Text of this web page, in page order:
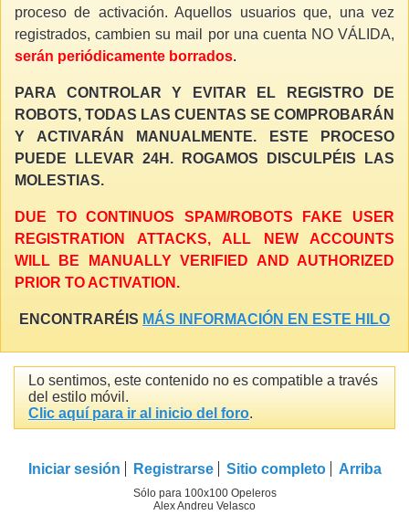
proceso de activación. Aquellos usuarios que, una vez
registrados, cambien su mail por una cuenta NO VÁLIDA,
serán periódicamente borrados.
PARA CONTROLAR Y EVITAR EL REGISTRO DE
ROBOTS, TODAS LAS CUENTAS SE COMPROBARÁN
Y ACTIVARÁN MANUALMENTE. ESTE PROCESO
PUEDE LLEVAR 24H. ROGAMOS DISCULPÉIS LAS
MOLESTIAS.
DUE TO CONTINUOS SPAM/ROBOTS FAKE USER
REGISTRATION ATTACKS, ALL NEW ACCOUNTS
WILL BE MANUALLY VERIFIED AND AUTHORIZED
PRIOR TO ACTIVATION.
ENCONTRARÉIS MÁS INFORMACIÓN EN ESTE HILO
Lo sentimos, este contenido no es compatible a través
del estilo móvil.
Clic aquí para ir al inicio del foro.
Iniciar sesión Registrarse Sitio completo Arriba
Sólo para 100x100 Opeleros
Alex Andreu Velasco